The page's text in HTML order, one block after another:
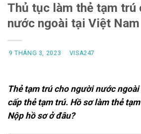
Thủ tục làm thẻ tạm trú
nước ngoài tại Việt Nam
9 THÁNG 3, 2023 VISA247
Thẻ tạm trú cho người nước
cấp thẻ tạm trú. Hồ sơ làm thẻ
Nộp hồ sơ ở đâu?